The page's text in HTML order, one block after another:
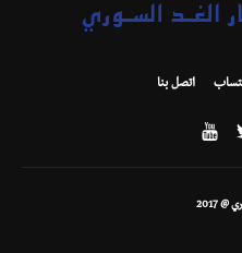
اتصل بنا
2017